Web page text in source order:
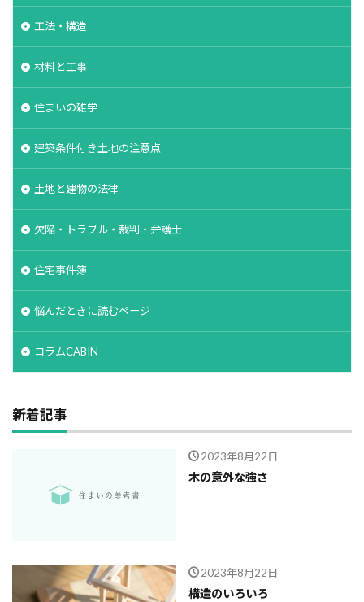
工法・構造
材料と工事
住まいの雑学
建築条件付き土地の注意点
土地と建物の法律
欠陥・トラブル・裁判・弁護士
住宅事件簿
悩んだときに読むページ
コラムCABIN
新着記事
2023年8月22日
木の意外な強さ
2023年8月22日
構造のいろいろ